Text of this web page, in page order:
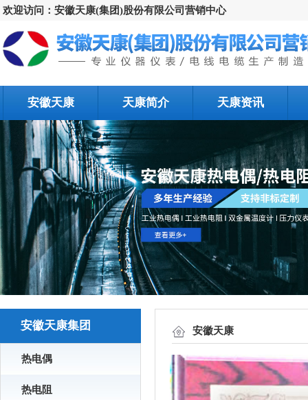
欢迎访问：安徽天康(集团)股份有限公司营销中心
安徽天康 天康简介 天康资讯
安徽天康集团
热电偶
热电阻
安徽天康